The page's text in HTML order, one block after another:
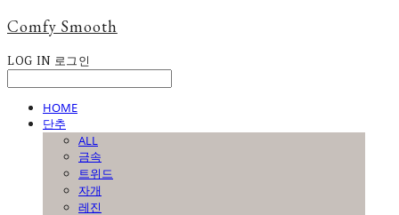
Comfy Smooth
LOG IN 로그인
HOME
단추
ALL
금속
트위드
자개
레진